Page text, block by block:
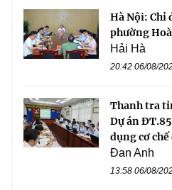
Hà Nội: Chỉ
phường
Hải Hà
20:42 06/08/
Thanh tra
Dự án
dụng cơ chế
Đan Anh
13:58 06/08/